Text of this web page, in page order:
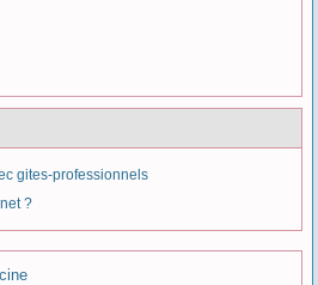
gites-professionnels
?